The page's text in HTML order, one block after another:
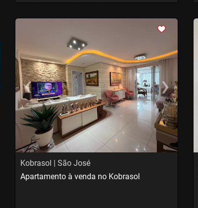
<
‹Previous ›Next
Kobrasol | São José
Apartamento à venda no Kobrasol
<